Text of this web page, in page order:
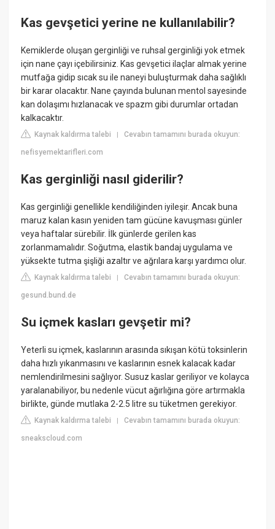
Kas gevşetici yerine ne kullanılabilir?
Kemiklerde oluşan gerginliği ve ruhsal gerginliği yok etmek
için nane çayı içebilirsiniz. Kas gevşetici ilaçlar almak yerine
mutfağa gidip sıcak su ile naneyi buluşturmak daha sağlıklı
bir karar olacaktır. Nane çayında bulunan mentol sayesinde
kan dolaşımı hızlanacak ve spazm gibi durumlar ortadan
kalkacaktır.
Kaynak kaldırma talebi |Cevabın tamamını burada okuyun:
nefisyemektarifleri.com
Kas gerginliği nasıl giderilir?
Kas gerginliği genellikle kendiliğinden iyileşir. Ancak buna
maruz kalan kasın yeniden tam gücüne kavuşması günler
veya haftalar sürebilir. İlk günlerde gerilen kas
zorlanmamalıdır. Soğutma, elastik bandaj uygulama ve
yüksekte tutma şişliği azaltır ve ağrılara karşı yardımcı olur.
Kaynak kaldırma talebi |Cevabın tamamını burada okuyun:
gesund.bund.de
Su içmek kasları gevşetir mi?
Yeterli su içmek, kaslarının arasında sıkışan kötü toksinlerin
daha hızlı yıkanmasını ve kaslarının esnek kalacak kadar
nemlendirilmesini sağlıyor. Susuz kaslar geriliyor ve kolayca
yaralanabiliyor, bu nedenle vücut ağırlığına göre artırmakla
birlikte, günde mutlaka 2-2.5 litre su tüketmen gerekiyor.
Kaynak kaldırma talebi |Cevabın tamamını burada okuyun:
sneakscloud.com